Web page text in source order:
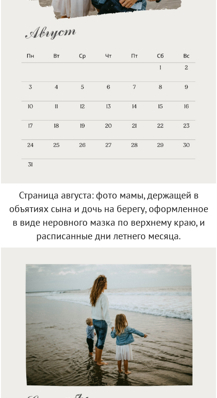
Страница августа: фото мамы, держащей в
объятиях сына и дочь на берегу, оформленное
в виде неровного мазка по верхнему краю, и
расписанные дни летнего месяца.